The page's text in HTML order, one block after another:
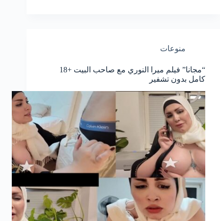
منوعات
“مجانا” فيلم ميرا النوري مع صاحب البيت +18
كامل بدون تشفير